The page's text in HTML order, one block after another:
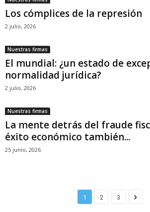
Los cómplices de la represión
2 julio, 2026
Nuestras firmas
El mundial: ¿un estado de
normalidad jurídica?
2 julio, 2026
Nuestras firmas
La mente detrás del fraude
éxito económico también...
25 junio, 2026
1 2 3